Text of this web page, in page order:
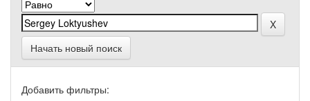
Начать новый поиск
Добавить фильтры: